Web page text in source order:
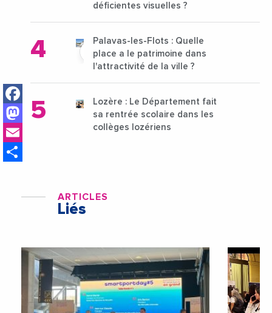
Facebook
Mastodon
déficientes visuelles ?
Palavas-les-Flots : Quelle
place a le patrimoine dans
l'attractivité de la ville ?
Lozère : Le Département fait
sa rentrée scolaire dans les
collèges lozériens
ARTICLES
Liés